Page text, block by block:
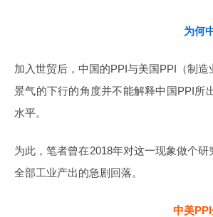
为何
加入世贸后，中国的PPI与美国PPI（制
景气的下行的角度并不能解释中国PPI所
水平。
为此，笔者曾在2018年对这一现象做个
全部工业产出的急剧回落。
中美